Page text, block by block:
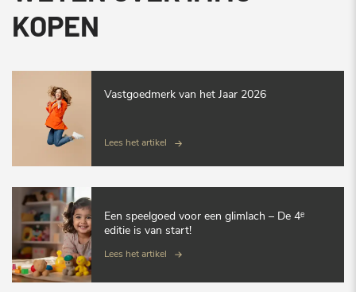
KOPEN
Vastgoedmerk van het Jaar 2026
Lees het artikel
Een speelgoed voor een glimlach – De 4ᵉ
editie is van start!
Lees het artikel